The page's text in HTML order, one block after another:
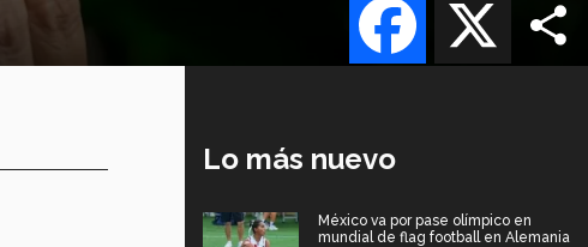
Lo más nuevo
México va por pase olímpico en
mundial de flag football en Alemania